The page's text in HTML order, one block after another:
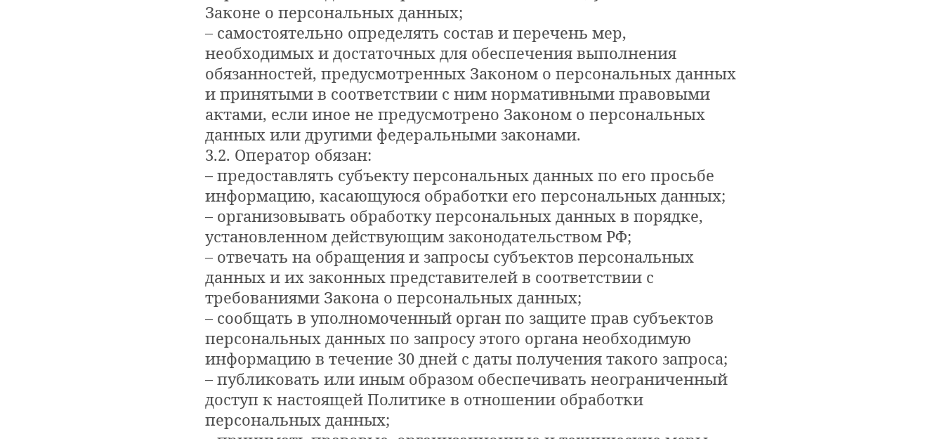
Законе о персональных данных;
– самостоятельно определять состав и перечень мер,
необходимых и достаточных для обеспечения выполнения
обязанностей, предусмотренных Законом о персональных данных
и принятыми в соответствии с ним нормативными правовыми
актами, если иное не предусмотрено Законом о персональных
данных или другими федеральными законами.
3.2. Оператор обязан:
– предоставлять субъекту персональных данных по его просьбе
информацию, касающуюся обработки его персональных данных;
– организовывать обработку персональных данных в порядке,
установленном действующим законодательством РФ;
– отвечать на обращения и запросы субъектов персональных
данных и их законных представителей в соответствии с
требованиями Закона о персональных данных;
– сообщать в уполномоченный орган по защите прав субъектов
персональных данных по запросу этого органа необходимую
информацию в течение 30 дней с даты получения такого запроса;
– публиковать или иным образом обеспечивать неограниченный
доступ к настоящей Политике в отношении обработки
персональных данных;